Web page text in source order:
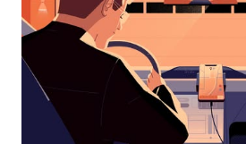
sélectionner
une
date.
Appuyez
sur
touche